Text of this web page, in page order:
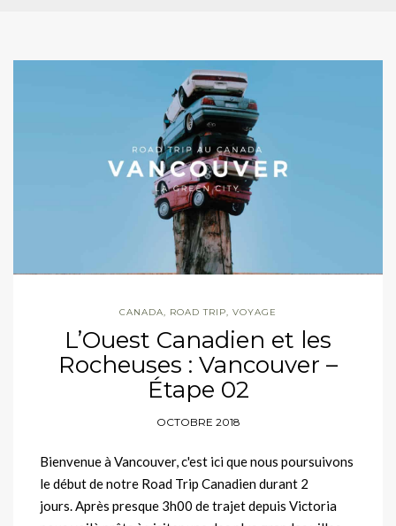
CANADA ROAD TRIP VOYAGE
L’Ouest Canadien et les
Rocheuses : Vancouver –
Étape 02
OCTOBRE 2018
Bienvenue à Vancouver, c'est ici que nous poursuivons
le début de notre Road Trip Canadien durant 2
jours. Après presque 3h00 de trajet depuis Victoria